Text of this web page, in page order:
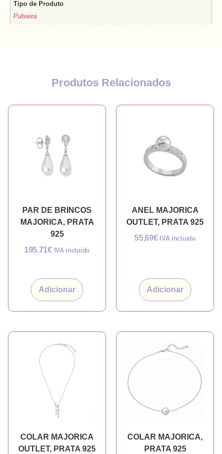
Tipo de Produto
Pulseira
Produtos Relacionados
PAR DE BRINCOS
MAJORICA, PRATA
925
195,71€ IVA incluido
Adicionar
ANEL MAJORICA
OUTLET, PRATA 925
55,69€ IVA incluido
Adicionar
COLAR MAJORICA
OUTLET, PRATA 925
COLAR MAJORICA,
PRATA 925